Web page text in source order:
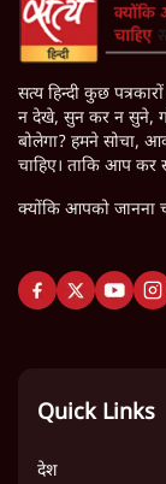
सत्य हिन्दी कुछ
न देखे, सुन कर न सुने,
बोलेगा? हमने सोचा,
चाहिए। ताकि आप कर
क्योंकि आपको जानना
Quick Links
देश